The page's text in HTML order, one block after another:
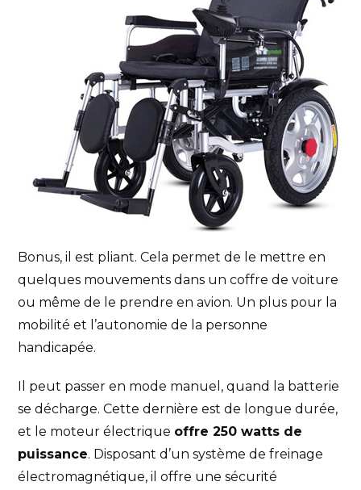
Bonus, il est pliant. Cela permet de le mettre en
quelques mouvements dans un coffre de voiture
ou même de le prendre en avion. Un plus pour la
mobilité et l’autonomie de la personne
handicapée.
Il peut passer en mode manuel, quand la batterie
se décharge. Cette dernière est de longue durée,
et le moteur électrique offre 250 watts de
puissance. Disposant d’un système de freinage
électromagnétique, il offre une sécurité